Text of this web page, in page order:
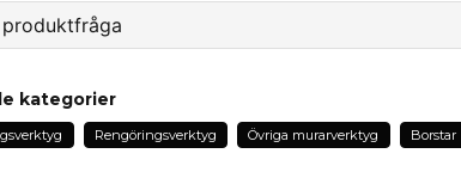
vid andra byggprojekt där naturfiberborstens
oss något om denna produkten...
kategorier
Rengöringsverktyg Övriga murarverktyg Borstar